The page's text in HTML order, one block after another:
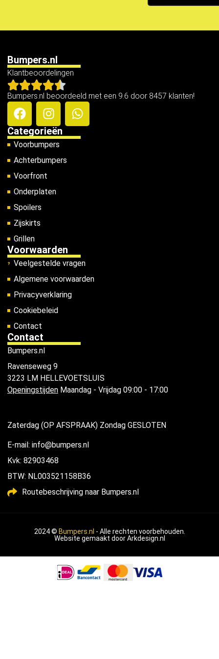
Bumpers.nl
Klantbeoordelingen
Bumpers.nl beoordeeld met een 9.6 door 8457 klanten!
Categorieën
Voorbumpers
Achterbumpers
Voorfront
Onderplaten
Spoilers
Zijskirts
Grillen
Voorwaarden
Veelgestelde vragen
Algemene voorwaarden
Privacyverklaring
Cookiebeleid
Contact
Contact
Bumpers.nl
Ravenseweg 9
3223 LM HELLEVOETSLUIS
Openingstijden Maandag - Vrijdag 09:00 - 17:00
Zaterdag (OP AFSPRAAK) Zondag GESLOTEN
E-mail: info@bumpers.nl
Kvk: 82903468
BTW: NL003521158B36
Routebeschrijving naar Bumpers.nl
2024 © Bumpers.nl - Alle rechten voorbehouden.
Website gemaakt doorArkdesign.nl